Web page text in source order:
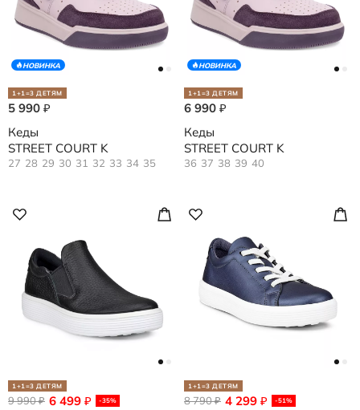
НОВИНКА
1+1=3 ДЕТЯМ
5 990 ₽
Кеды
STREET COURT K
27 28 29 30 31 32 33 34 35
НОВИНКА
1+1=3 ДЕТЯМ
6 990 ₽
Кеды
STREET COURT K
36 37 38 39 40
1+1=3 ДЕТЯМ
6 499 ₽ -35%
9 990₽
1+1=3 ДЕТЯМ
4 299 ₽ -51%
8 790₽